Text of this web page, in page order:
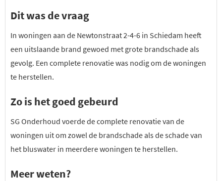
Dit was de vraag
In woningen aan de Newtonstraat 2-4-6 in Schiedam heeft
een uitslaande brand gewoed met grote brandschade als
gevolg. Een complete renovatie was nodig om de woningen
te herstellen.
Zo is het goed gebeurd
SG Onderhoud voerde de complete renovatie van de
woningen uit om zowel de brandschade als de schade van
het bluswater in meerdere woningen te herstellen.
Meer weten?